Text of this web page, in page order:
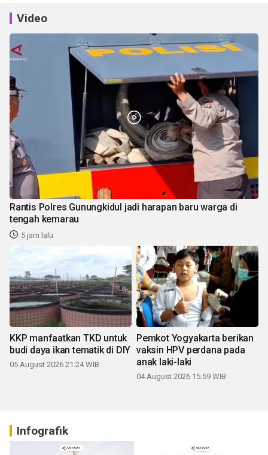
Video
Rantis Polres Gunungkidul jadi harapan baru warga di
tengah kemarau
5 jam lalu
KKP manfaatkan TKD untuk
budi daya ikan tematik di DIY
05 August 2026 21:24 WIB
Pemkot Yogyakarta berikan
vaksin HPV perdana pada
anak laki-laki
04 August 2026 15:59 WIB
Infografik